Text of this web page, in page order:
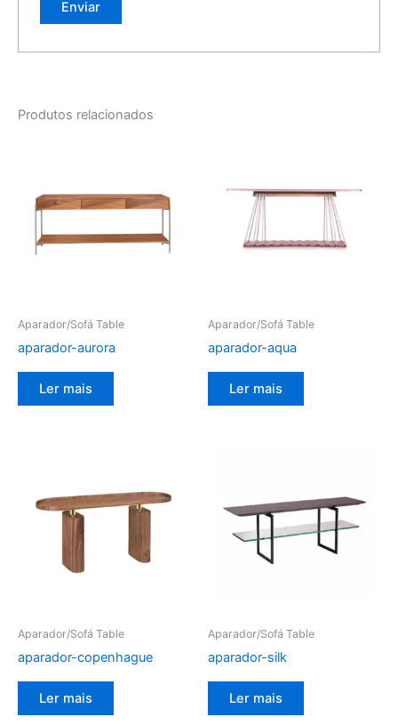
Produtos relacionados
Aparador/Sofá Table
aparador-aurora
Ler mais
Aparador/Sofá Table
aparador-aqua
Ler mais
Aparador/Sofá Table
aparador-copenhague
Ler mais
Aparador/Sofá Table
aparador-silk
Ler mais